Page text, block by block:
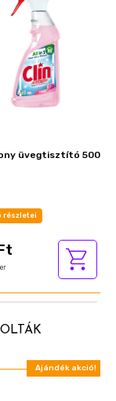
üvegtisztító 500
részletei
Ajándék akció!